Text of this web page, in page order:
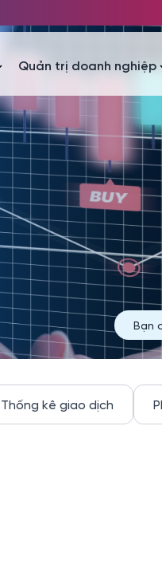
Tài liệu
Quản trị doanh nghiệp
Tài liệu
Thống kê giao dịch
Bạn